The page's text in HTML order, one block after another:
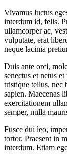
Vivamus luctus
interdum id, felis.
ullamcorper ac,
vulputate, erat
neque lacinia
Duis ante orci,
senectus et netus
tristique tellus, nec
sapien. Maecenas
exercitationem
semper, nulla
Fusce dui leo,
tortor. Praesent in
interdum. Etiam